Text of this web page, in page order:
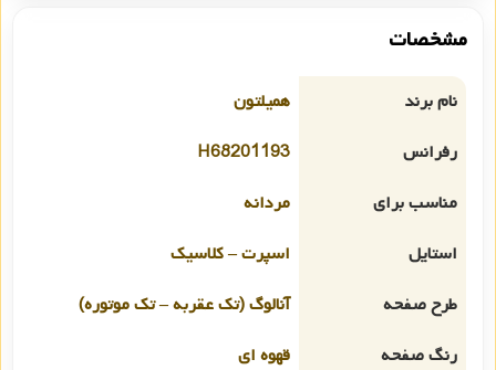
مشخصات
نام برند
همیلتون
رفرانس
H68201193
مناسب برای
مردانه
استایل
اسپرت – کلاسیک
طرح صفحه
آنالوگ (تک عقربه – تک موتوره)
رنگ صفحه
قهوه ای